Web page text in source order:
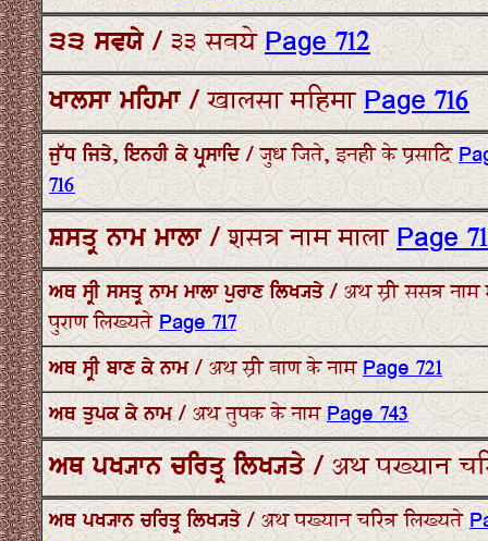
੩੩ ਸਵਯੇ / ३३ सवयेPage 712
ਖਾਲਸਾ ਮਹਿਮਾ / खालसा महिमाPage 716
ਜੁੱਧ ਜਿਤੇ, ਇਨਹੀ ਕੇ ਪ੍ਰਸਾਦਿ / जुध जिते, इनही के प्रसादि
716
ਸ਼ਸਤ੍ਰ ਨਾਮ ਮਾਲਾ / शसत्र नाम मालाPage
ਅਥ ਸ੍ਰੀ ਸਸਤ੍ਰ ਨਾਮ ਮਾਲਾ ਪੁਰਾਣ ਲਿਖ੍ਯਤੇ / अथ स्री ससत्र नाम
पुराण लिख्यतेPage 717
ਅਥ ਸ੍ਰੀ ਬਾਣ ਕੇ ਨਾਮ / अथ स्री बाण के नामPage 721
ਅਥ ਤੁਪਕ ਕੇ ਨਾਮ / अथ तुपक के नामPage 743
ਅਥ ਪਖ੍ਯਾਨ ਚਰਿਤ੍ਰ ਲਿਖ੍ਯਤੇ / अथ पख्यान
ਅਥ ਪਖ੍ਯਾਨ ਚਰਿਤ੍ਰ ਲਿਖ੍ਯਤੇ / अथ पख्यान चरित्र लिख्यते